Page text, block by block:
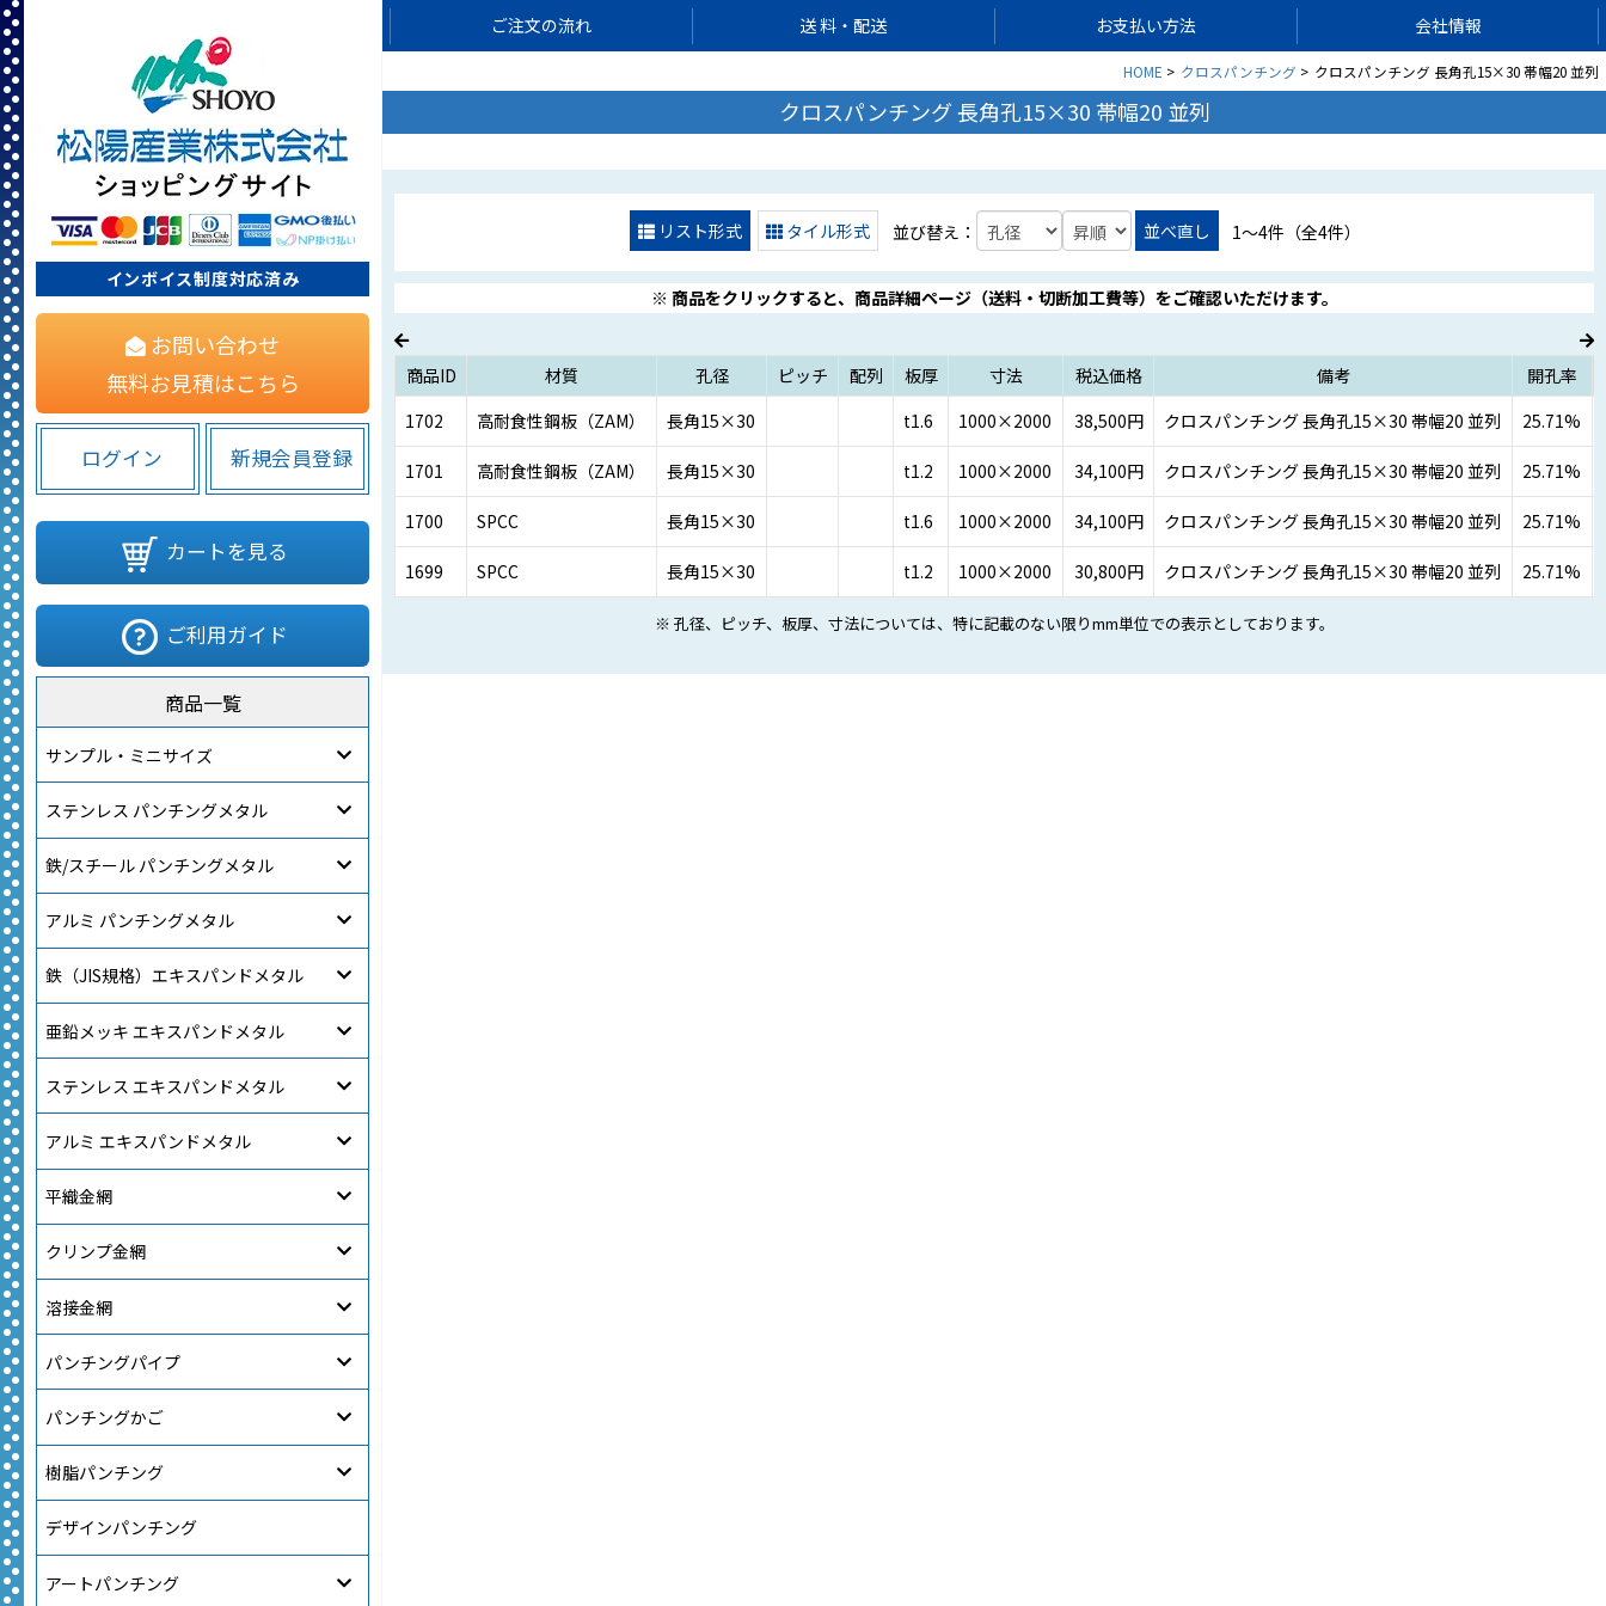
インボイス制度対応済み
お問い合わせ
無料お見積はこちら
ログイン 新規会員登録
カートを見る
ご利用ガイド
商品一覧
サンプル・ミニサイズ
ステンレス パンチングメタル
鉄/スチール パンチングメタル
アルミ パンチングメタル
鉄（JIS規格）エキスパンドメタル
亜鉛メッキ エキスパンドメタル
ステンレス エキスパンドメタル
アルミ エキスパンドメタル
平織金網
クリンプ金網
溶接金網
パンチングパイプ
パンチングかご
樹脂パンチング
デザインパンチング
アートパンチング
ご注文の流れ 送 料・配送 お支払い方法 会社情報
HOME クロスパンチング クロスパンチング 長角孔15×30 帯幅20 並列
クロスパンチング 長角孔15×30 帯幅20 並列
リスト形式 タイル形式 並び替え： 並べ直し 1〜4件（全4件）
※ 商品をクリックすると、商品詳細ページ（送料・切断加工費等）をご確認いただけます。
商品ID 材質 孔径 ピッチ 配列 板厚 寸法 税込価格 備考
開孔率
1702
高耐食性鋼板（ZAM） 長角15×30 t1.6 1000×2000 38,500円 クロスパンチング 長角孔15×30 帯幅20 並列 25.71%
1701 高耐食性鋼板（ZAM） 長角15×30 t1.2 1000×2000 34,100円 クロスパンチング 長角孔15×30 帯幅20 並列 25.71%
1700 SPCC 長角15×30 t1.6 1000×2000 34,100円 クロスパンチング 長角孔15×30 帯幅20 並列 25.71%
1699 SPCC 長角15×30 t1.2 1000×2000 30,800円 クロスパンチング 長角孔15×30 帯幅20 並列 25.71%
※ 孔径、ピッチ、板厚、寸法については、特に記載のない限りmm単位での表示としております。